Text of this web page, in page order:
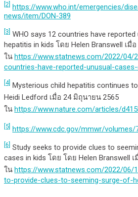
[2] https://www.who.int/emergencies/
news/item/DON-389
[3] WHO says 12 countries have
hepatitis in kids โดย Helen Branswell เมื่
ใน https://www.statnews.com/2022/04/
countries-have-reported-unusual-
[4] Mysterious child hepatitis continues
Heidi Ledford เมื่อ 24 มิถุนายน 2565
ใน https://www.nature.com/articles/
[5] https://www.cdc.gov/mmwr/
[6] Study seeks to provide clues to
cases in kids โดย โดย Helen Branswell
ใน https://www.statnews.com/2022/06/
to-provide-clues-to-seeming-surge-of-